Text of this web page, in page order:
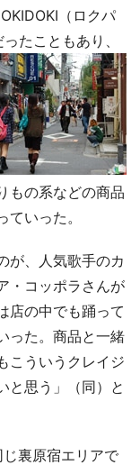
（ロクパ
たこ ともあり、
もの系などの商品
いった。
が、人気歌手のカ
・コッポラさんが
店の中でも踊って
った。商品と一緒
こういうクレイジ
と思う」（同）と
裏原宿エリアで